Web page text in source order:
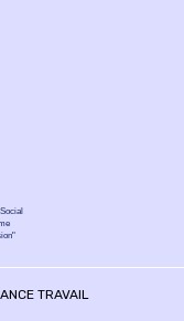
TRAVAIL